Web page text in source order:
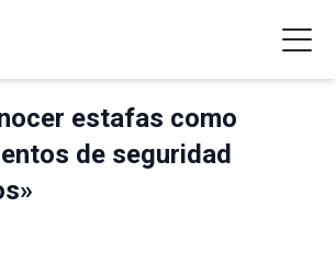
estafas como
de seguridad